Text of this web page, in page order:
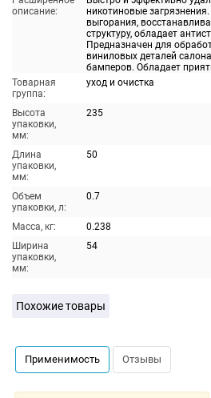
описание:
никотиновые
выгорания,
структуру, обладает
Предназначен для
виниловых деталей
бамперов. Обладает
Товарная
группа:
уход и очистка
Высота
упаковки,
мм:
235
Длина
упаковки,
мм:
50
Объем
упаковки, л:
0.7
Масса, кг:
0.238
Ширина
упаковки,
мм:
54
Похожие товары
Применимость Отзывы